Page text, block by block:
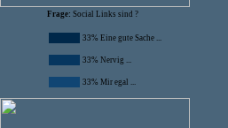
Frage: Social Links sind ?
33% Eine gute Sache ...
33% Nervig ...
33% Mir egal ...